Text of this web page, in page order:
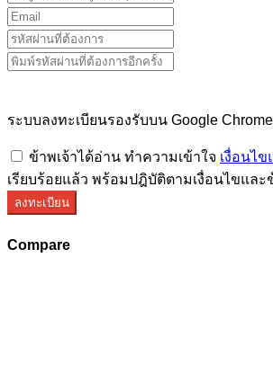
ระบบลงทะเบียนรองรับบน Google
ข้าพเจ้าได้อ่าน ทำความเข้าใจ เงื่อนไ
เรียบร้อยแล้ว พร้อมปฎิบัติตามเงื่อนไขแล
ลงทะเบียน
Compare